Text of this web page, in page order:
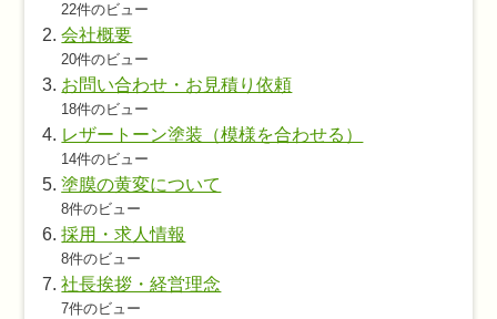
22件のビュー
会社概要
20件のビュー
お問い合わせ・お見積り依頼
18件のビュー
レザートーン塗装（模様を合わせる）
14件のビュー
塗膜の黄変について
8件のビュー
採用・求人情報
8件のビュー
社長挨拶・経営理念
7件のビュー